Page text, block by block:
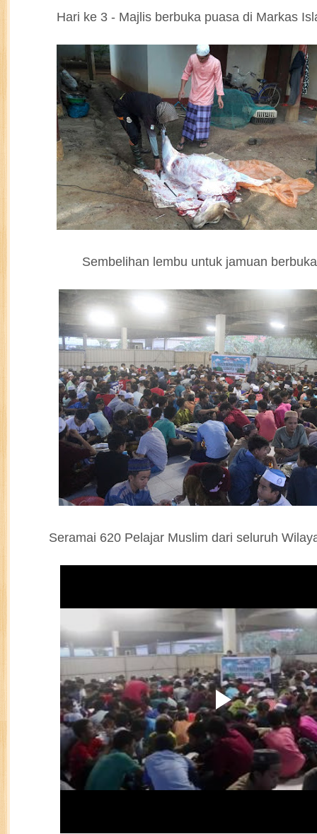
Hari ke 3 - Majlis berbuka puasa di Markas
Sembelihan lembu untuk jamuan
Seramai 620 Pelajar Muslim dari seluruh